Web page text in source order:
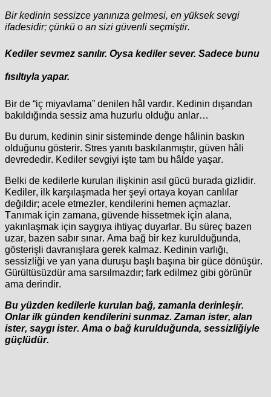
Bir kedinin sessizce yanınıza gelmesi, en yüksek sevgi
ifadesidir; çünkü o an sizi güvenli seçmiştir.
Kediler sevmez sanılır. Oysa kediler sever. Sadece bunu
fısıltıyla yapar.
Bir de “iç miyavlama” denilen hâl vardır. Kedinin dışarıdan
bakıldığında sessiz ama huzurlu olduğu anlar…
Bu durum, kedinin sinir sisteminde denge hâlinin baskın
olduğunu gösterir. Stres yanıtı baskılanmıştır, güven hâli
devrededir. Kediler sevgiyi işte tam bu hâlde yaşar.
Belki de kedilerle kurulan ilişkinin asıl gücü burada gizlidir.
Kediler, ilk karşılaşmada her şeyi ortaya koyan canlılar
değildir; acele etmezler, kendilerini hemen açmazlar.
Tanımak için zamana, güvende hissetmek için alana,
yakınlaşmak için saygıya ihtiyaç duyarlar. Bu süreç bazen
uzar, bazen sabır sınar. Ama bağ bir kez kurulduğunda,
gösterişli davranışlara gerek kalmaz. Kedinin varlığı,
sessizliği ve yan yana duruşu başlı başına bir güce dönüşür.
Gürültüsüzdür ama sarsılmazdır; fark edilmez gibi görünür
ama derindir.
Bu yüzden kedilerle kurulan bağ, zamanla derinleşir.
Onlar ilk günden kendilerini sunmaz. Zaman ister, alan
ister, saygı ister. Ama o bağ kurulduğunda, sessizliğiyle
güçlüdür.